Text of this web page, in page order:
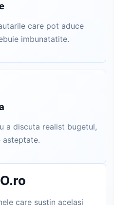
care pot aduce
imbunatatite.
a discuta realist bugetul,
care sustin acelasi